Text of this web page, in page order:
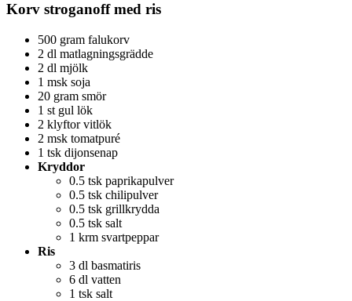
Korv stroganoff med ris
500 gram falukorv
2 dl matlagningsgrädde
2 dl mjölk
1 msk soja
20 gram smör
1 st gul lök
2 klyftor vitlök
2 msk tomatpuré
1 tsk dijonsenap
Kryddor
0.5 tsk paprikapulver
0.5 tsk chilipulver
0.5 tsk grillkrydda
0.5 tsk salt
1 krm svartpeppar
Ris
3 dl basmatiris
6 dl vatten
1 tsk salt